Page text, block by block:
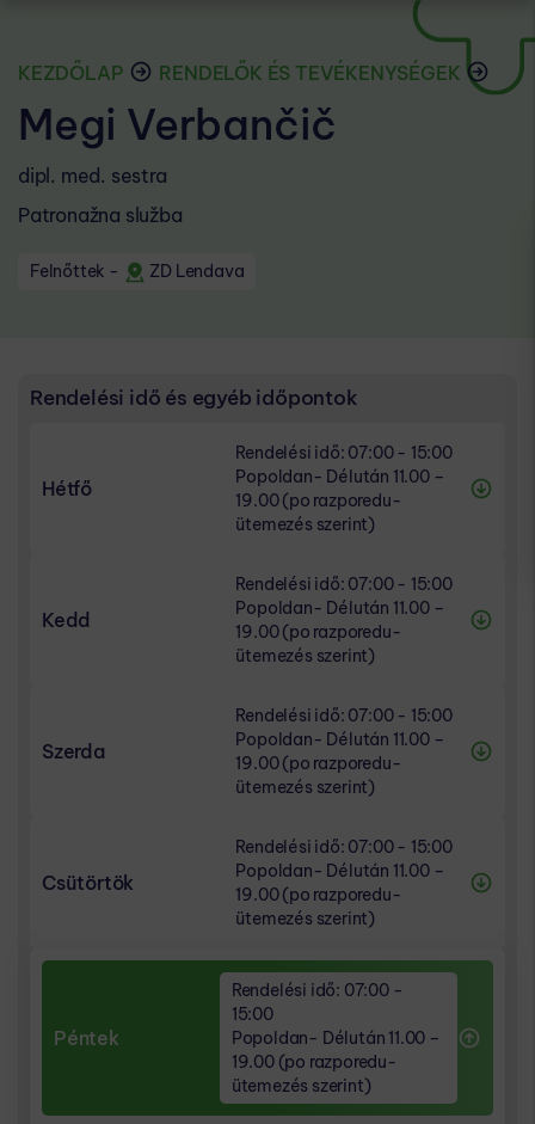
KEZDŐLAP RENDELŐK ÉS TEVÉKENYSÉGEK
Megi Verbančič
dipl. med. sestra
Patronažna služba
Felnőttek - ZD Lendava
Rendelési idő és egyéb időpontok
Hétfő
Rendelési idő: 07:00 - 15:00
Popoldan- Délután 11.00 –
19.00 (po razporedu-
ütemezés szerint)
Popoldan- Délután 11.00 – 19.00 (po
razporedu- ütemezés szerint)
Kedd
Rendelési idő: 07:00 - 15:00
Popoldan- Délután 11.00 –
19.00 (po razporedu-
ütemezés szerint)
Popoldan- Délután 11.00 – 19.00 (po
razporedu- ütemezés szerint)
Szerda
Rendelési idő: 07:00 - 15:00
Popoldan- Délután 11.00 –
19.00 (po razporedu-
ütemezés szerint)
Popoldan- Délután 11.00 – 19.00 (po
razporedu- ütemezés szerint)
Csütörtök
Rendelési idő: 07:00 - 15:00
Popoldan- Délután 11.00 –
19.00 (po razporedu-
ütemezés szerint)
RENDELÉSI IDŐ
Popoldan- Délután 11.00 – 19.00 (po
razporedu- ütemezés szerint)
14:00 - 15:00
Péntek
Rendelési idő: 07:00 -
15:00
Popoldan- Délután 11.00 –
19.00 (po razporedu-
ütemezés szerint)